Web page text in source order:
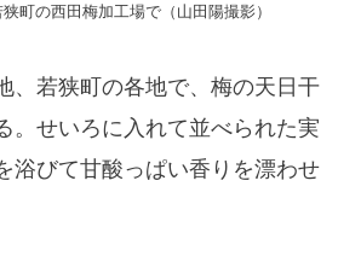
町の西田梅加工場で（山田陽撮影）
、若狭町の各地で、梅の天日干
。せいろに入れて並べられた実
浴びて甘酸っぱい香りを漂わせ